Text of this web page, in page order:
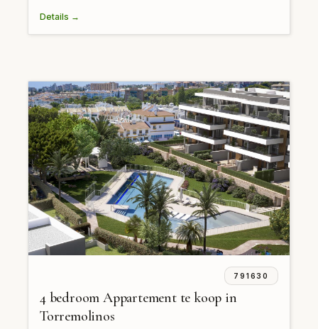
Details →
791630
4 bedroom Appartement te koop in
Torremolinos